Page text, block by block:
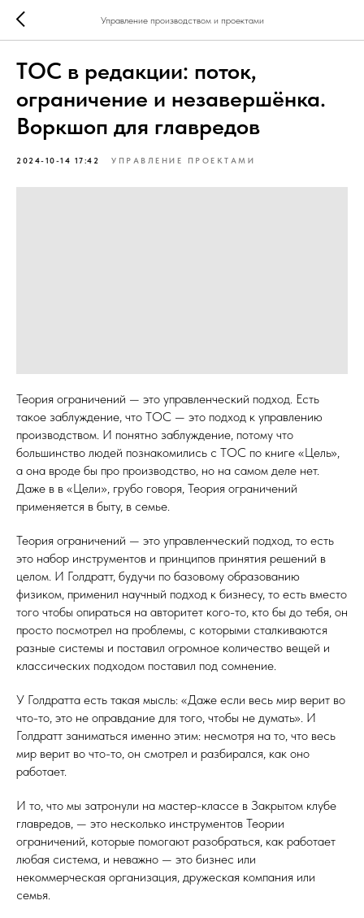
Управление производством и проектами
ТОС в редакции: поток,
ограничение и незавершёнка.
Воркшоп для главредов
2024-10-14 17:42 УПРАВЛЕНИЕ ПРОЕКТАМИ
Теория ограничений — это управленческий подход. Есть
такое заблуждение, что ТОС — это подход к управлению
производством. И понятно заблуждение, потому что
большинство людей познакомились с ТОС по книге «Цель»,
а она вроде бы про производство, но на самом деле нет.
Даже в в «Цели», грубо говоря, Теория ограничений
применяется в быту, в семье.
Теория ограничений — это управленческий подход, то есть
это набор инструментов и принципов принятия решений в
целом. И Голдратт, будучи по базовому образованию
физиком, применил научный подход к бизнесу, то есть вместо
того чтобы опираться на авторитет кого-то, кто бы до тебя, он
просто посмотрел на проблемы, с которыми сталкиваются
разные системы и поставил огромное количество вещей и
классических подходом поставил под сомнение.
У Голдратта есть такая мысль: «Даже если весь мир верит во
что-то, это не оправдание для того, чтобы не думать». И
Голдратт заниматься именно этим: несмотря на то, что весь
мир верит во что-то, он смотрел и разбирался, как оно
работает.
И то, что мы затронули на мастер-классе в Закрытом клубе
главредов, — это несколько инструментов Теории
ограничений, которые помогают разобраться, как работает
любая система, и неважно — это бизнес или
некоммерческая организация, дружеская компания или
семья.